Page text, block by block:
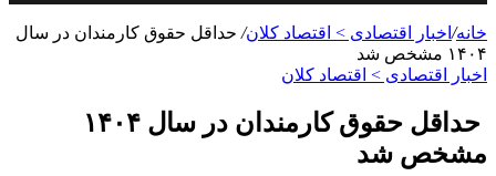
خانه/ اخبار اقتصادی > اقتصاد كلان/ حداقل حقوق کارمندان در سال
۱۴۰۴ مشخص شد
اخبار اقتصادی > اقتصاد كلان
حداقل حقوق کارمندان در سال ۱۴۰۴
مشخص شد